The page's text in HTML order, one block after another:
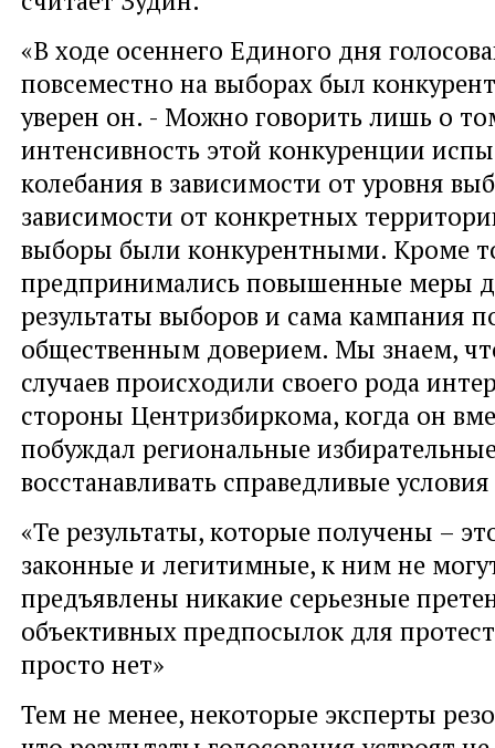
«В ходе осеннего Единого дня
повсеместно на выборах был
уверен он. - Можно говорить лишь о
интенсивность этой конкуренции
колебания в зависимости от уровня
зависимости от конкретных
выборы были конкурентными. Кроме
предпринимались повышенные меры
результаты выборов и сама кампания
общественным доверием. Мы знаем,
случаев происходили своего рода
стороны Центризбиркома, когда он
побуждал региональные
восстанавливать справедливые
«Те результаты, которые получены –
законные и легитимные, к ним не
предъявлены никакие серьезные
объективных предпосылок для
просто нет»
Тем не менее, некоторые эксперты